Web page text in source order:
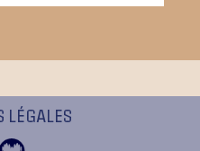
LÉGALES